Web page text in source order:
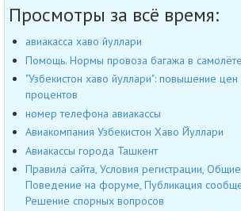
Просмотры за всё время:
авиакасса хаво йуллари
Помощь. Нормы провоза багажа в самолёте
"Узбекистон хаво йуллари": повышение
процентов
номер телефона авиакассы
Авиакомпания Узбекистон Хаво Йуллари
Авиакассы города Ташкент
Правила сайта, Условия регистрации,
Поведение на форуме, Публикация
Решение спорных вопросов